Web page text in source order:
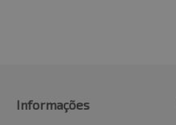
Informações